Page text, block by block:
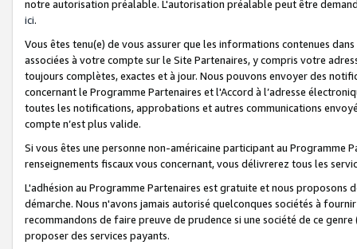
notre autorisation préalable. L'autorisation préalable peut être
ici.
Vous êtes tenu(e) de vous assurer que les informations contenues
associées à votre compte sur le Site Partenaires, y compris votre
toujours complètes, exactes et à jour. Nous pouvons envoyer des
concernant le Programme Partenaires et l'Accord à l’adresse
toutes les notifications, approbations et autres communications
compte n’est plus valide.
Si vous êtes une personne non-américaine participant au
renseignements fiscaux vous concernant, vous délivrerez tous les
L'adhésion au Programme Partenaires est gratuite et nous proposons
démarche. Nous n'avons jamais autorisé quelconques sociétés à
recommandons de faire preuve de prudence si une société de ce
proposer des services payants.